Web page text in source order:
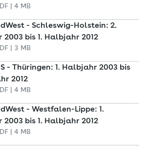
| 4 MB
- Schleswig-Holstein: 2.
2003 bis 1. Halbjahr 2012
| 3 MB
- Thüringen: 1. Halbjahr 2003 bis
2012
| 4 MB
- Westfalen-Lippe: 1.
2003 bis 1. Halbjahr 2012
| 4 MB